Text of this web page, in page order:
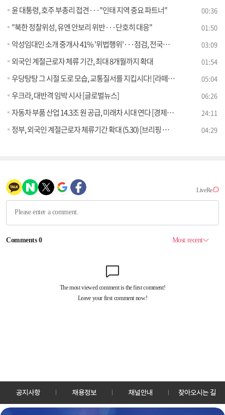
윤 대통령, 호주 부총리 접견···"인태 지역 중요 파트너" 00:36
"북한 정찰위성, 유엔 안보리 위반···단호히 대응" 01:50
악성임대인 소개 중개사 41% '위법행위'···점검, 전국으로 확대 03:09
외국인 계절근로자 체류 기간, 최대 8개월까지 확대 01:54
우당탕탕 그 시절 도로 모습, 교통질서를 지킵시다! [라떼는 뉴우스] 05:04
우크라, 대반격 임박 시사 [글로벌뉴스] 06:26
자동차 부품 산업 14.3조 원 공급, 미래차 시대 연다 [경제&이슈] 24:11
정부, 외국인 계절근로자 체류기간 확대 (5.30) [브리핑 인사이트] 04:29
공지사항 채용정보 채널안내 찾아오시는 길